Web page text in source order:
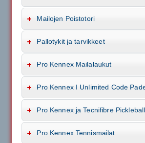
Mailojen Poistotori
Pallotykit ja tarvikkeet
Pro Kennex Mailalaukut
Pro Kennex I Unlimited Code
Pro Kennex ja Tecnifibre
Pro Kennex Tennismailat